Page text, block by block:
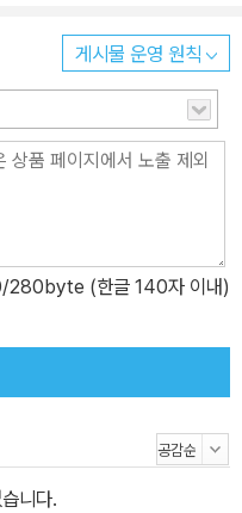
증가하고 있기 때문이다. 자
주말이면 도시를 떠나 자연
치유산업은 지방이 경쟁력
의 대부분은 지방에 소재하고
방 인구 감소와 대학 소멸을
게시물 운영 원칙
/280byte (한글 140자 이내)
니다.